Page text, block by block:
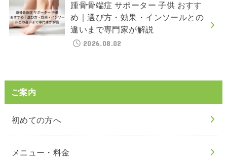
踵骨骨端症 サポーター 子供 おすす
め｜選び方・効果・インソールとの
違いまで専門家が解説
2026.08.02
ご案内
初めての方へ
メニュー・料金